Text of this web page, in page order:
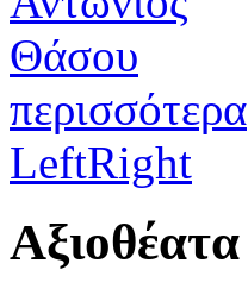
περισσότερα
LeftRight
Αξιοθέατα